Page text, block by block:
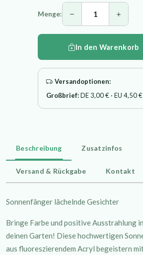
Menge:
In den Warenkorb
Versandoptionen:
Großbrief:DE 3,00 € · EU 4,50 €
Beschreibung Zusatzinfos
Versand & Rückgabe Kontakt
Sonnenfänger lächelnde Gesichter
Bringe Farbe und positive Ausstrahlung
deinen Garten! Diese hochwertigen
aus fluoreszierendem Acryl begeistern